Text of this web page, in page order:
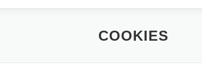
COOKIES